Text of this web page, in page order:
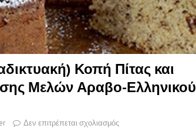
Κοπή Πίτας και
Μελών Αραβο-Ελληνικού
Δεν επιτρέπεται σχολιασμός